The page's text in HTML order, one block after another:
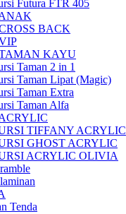
Futura FTR 405
BACK
KAYU
Taman 2 in 1
Taman Lipat (Magic)
Taman Extra
Taman Alfa
TIFFANY ACRYLIC
GHOST ACRYLIC
ACRYLIC OLIVIA
Tenda